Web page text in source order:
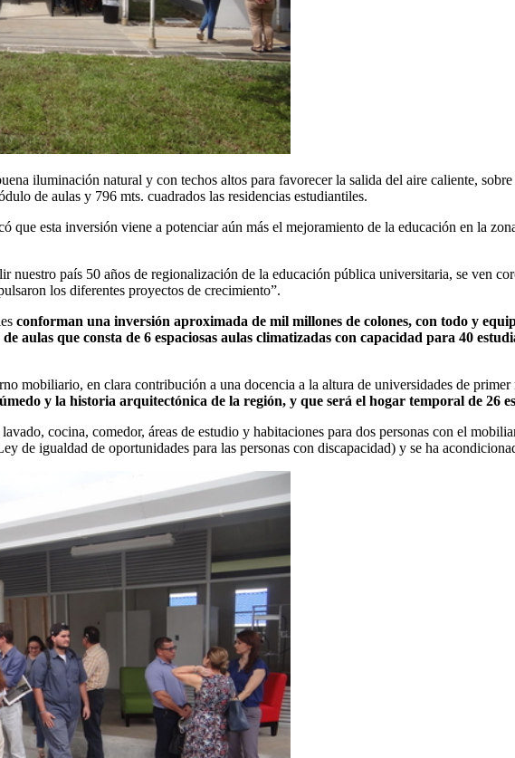
iluminación natural y con techos altos para favorecer la salida del aire caliente,
de aulas y 796 mts. cuadrados las residencias estudiantiles.
que esta inversión viene a potenciar aún más el mejoramiento de la educación en la
nuestro país 50 años de regionalización de la educación pública universitaria, se ven
los diferentes proyectos de crecimiento”.
conforman una inversión aproximada de mil millones de colones, con todo y
aulas que consta de 6 espaciosas aulas climatizadas con capacidad para 40
mobiliario, en clara contribución a una docencia a la altura de universidades de primer
y la historia arquitectónica de la región, y que será el hogar temporal de 26
cocina, comedor, áreas de estudio y habitaciones para dos personas con el
de igualdad de oportunidades para las personas con discapacidad) y se ha